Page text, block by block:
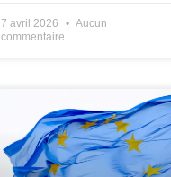
7 avril 2026
Aucun
commentaire